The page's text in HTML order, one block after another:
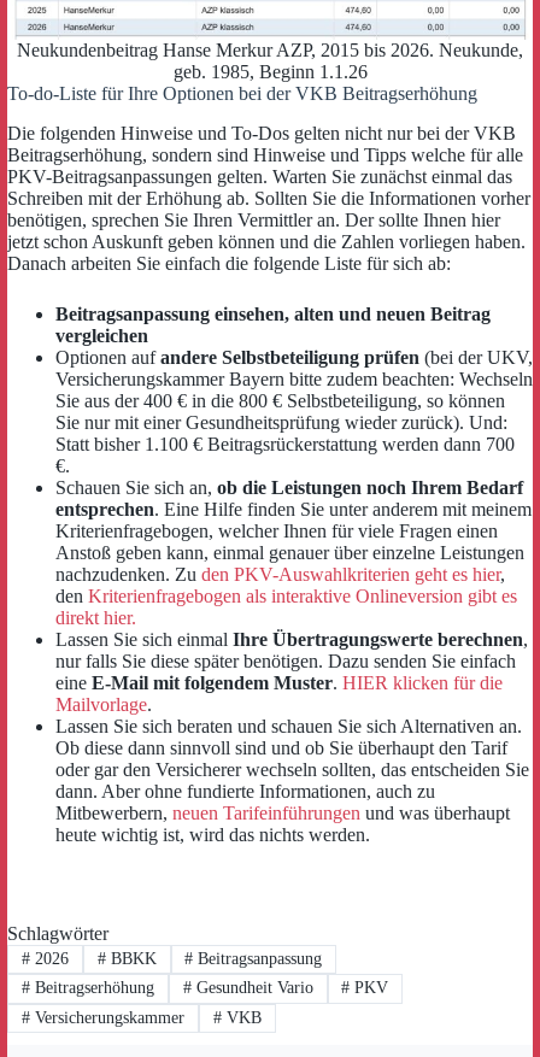
Neukundenbeitrag Hanse Merkur AZP, 2015 bis 2026. Neukunde,
geb. 1985, Beginn 1.1.26
To-do-Liste für Ihre Optionen bei der VKB Beitragserhöhung
Die folgenden Hinweise und To-Dos gelten nicht nur bei der VKB
Beitragserhöhung, sondern sind Hinweise und Tipps welche für alle
PKV-Beitragsanpassungen gelten. Warten Sie zunächst einmal das
Schreiben mit der Erhöhung ab. Sollten Sie die Informationen vorher
benötigen, sprechen Sie Ihren Vermittler an. Der sollte Ihnen hier
jetzt schon Auskunft geben können und die Zahlen vorliegen haben.
Danach arbeiten Sie einfach die folgende Liste für sich ab:
Beitragsanpassung einsehen, alten und neuen Beitrag
vergleichen
Optionen aufandere Selbstbeteiligung prüfen (bei der UKV,
Versicherungskammer Bayern bitte zudem beachten: Wechseln
Sie aus der 400 € in die 800 € Selbstbeteiligung, so können
Sie nur mit einer Gesundheitsprüfung wieder zurück). Und:
Statt bisher 1.100 € Beitragsrückerstattung werden dann 700
€.
Schauen Sie sich an, ob die Leistungen noch Ihrem Bedarf
entsprechen. Eine Hilfe finden Sie unter anderem mit meinem
Kriterienfragebogen, welcher Ihnen für viele Fragen einen
Anstoß geben kann, einmal genauer über einzelne Leistungen
nachzudenken. Zu den PKV-Auswahlkriterien geht es hier,
den Kriterienfragebogen als interaktive Onlineversion gibt es
direkt hier.
Lassen Sie sich einmal Ihre Übertragungswerte berechnen,
nur falls Sie diese später benötigen. Dazu senden Sie einfach
eine E-Mail mit folgendem Muster. HIER klicken für die
Mailvorlage.
Lassen Sie sich beraten und schauen Sie sich Alternativen an.
Ob diese dann sinnvoll sind und ob Sie überhaupt den Tarif
oder gar den Versicherer wechseln sollten, das entscheiden Sie
dann. Aber ohne fundierte Informationen, auch zu
Mitbewerbern, neuen Tarifeinführungen und was überhaupt
heute wichtig ist, wird das nichts werden.
Schlagwörter
#2026 #BBKK # Beitragsanpassung
#Beitragserhöhung #Gesundheit Vario # PKV
#Versicherungskammer #VKB